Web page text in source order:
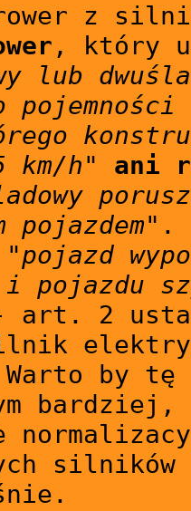
rower z
, który
lub
km/h"
ani
pojazdem" .
"pojazd
i pojazdu
2
by tę
bardziej,
silników